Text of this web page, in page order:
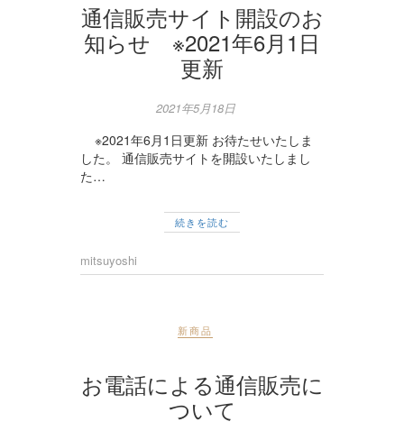
通信販売サイト開設のお
知らせ ※2021年6月1日
更新
2021年5月18日
※2021年6月1日更新 お待たせいたしま
した。 通信販売サイトを開設いたしまし
た…
続きを読む
mitsuyoshi
新商品
お電話による通信販売に
ついて